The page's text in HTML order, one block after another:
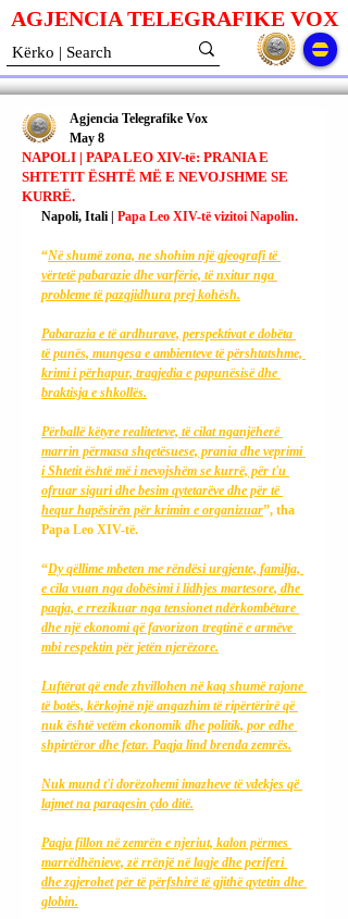
AGJENCIA TELEGRAFIKE VOX
NAPOLI | PAPA LEO XIV-të: PRANIA E
SHTETIT ËSHTË MË E NEVOJSHME SE
KURRË.
Agjencia Telegrafike Vox
May 8
Napoli, Itali | Papa Leo XIV-të vizitoi Napolin.
“Në shumë zona, ne shohim një gjeografi të
vërtetë pabarazie dhe varfërie, të nxitur nga
probleme të pazgjidhura prej kohësh.
Pabarazia e të ardhurave, perspektivat e dobëta
të punës, mungesa e ambienteve të përshtatshme,
krimi i përhapur, tragjedia e papunësisë dhe
braktisja e shkollës.
Përballë këtyre realiteteve, të cilat nganjëherë
marrin përmasa shqetësuese, prania dhe veprimi
i Shtetit është më i nevojshëm se kurrë, për t'u
ofruar siguri dhe besim qytetarëve dhe për të
hequr hapësirën për krimin e organizuar”, tha
Papa Leo XIV-të.
“Dy qëllime mbeten me rëndësi urgjente, familja,
e cila vuan nga dobësimi i lidhjes martesore, dhe
paqja, e rrezikuar nga tensionet ndërkombëtare
dhe një ekonomi që favorizon tregtinë e armëve
mbi respektin për jetën njerëzore.
Luftërat që ende zhvillohen në kaq shumë rajone
të botës, kërkojnë një angazhim të ripërtërirë që
nuk është vetëm ekonomik dhe politik, por edhe
shpirtëror dhe fetar. Paqja lind brenda zemrës.
Nuk mund t'i dorëzohemi imazheve të vdekjes që
lajmet na paraqesin çdo ditë.
Paqja fillon në zemrën e njeriut, kalon përmes
marrëdhënieve, zë rrënjë në lagje dhe periferi
dhe zgjerohet për të përfshirë të gjithë qytetin dhe
globin.